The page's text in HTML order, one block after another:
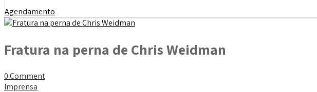
Agendamento
Fratura na perna de Chris Weidman
0 Comment
Imprensa